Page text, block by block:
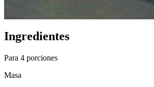
Ingredientes
Para 4 porciones
Masa